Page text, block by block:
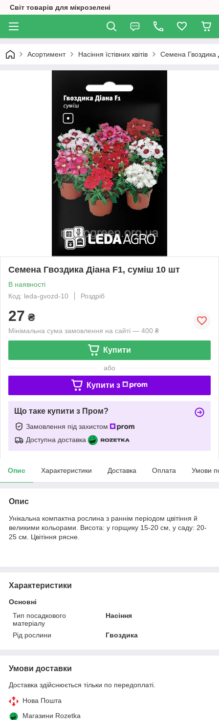
Світ товарів для мікрозелені
Асортимент Насіння їстівних квітів Семена Гвоздика
Семена Гвоздика Діана F1, суміш 10 шт
В наявності
Код: leda-gvozd-10
Роздріб
27 ₴
Мінімальна сума замовлення на сайті — 400 ₴
Купити
або
Купити з
Що таке купити з Пром?
Замовлення під захистом
Доступна доставка
Опис Характеристики Доставка Оплата Умови
Опис
Унікальна компактна рослина з раннім періодом цвітіння й
великими кольорами. Висота: у горщику 15-20 см, у саду: 20-
25 см. Цвітіння рясне.
Характеристики
Основні
Тип посадкового
матеріалу
Насіння
Рід рослини Гвоздика
Умови доставки
Доставка здійснюється тільки по передоплаті.
Нова Пошта
Магазини Rozetka